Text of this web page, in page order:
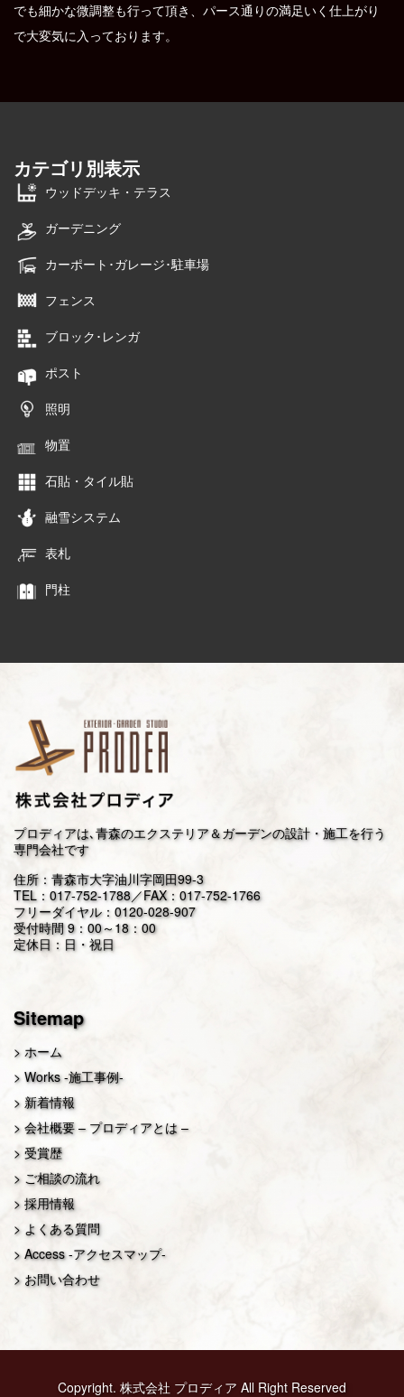
でも細かな微調整も行って頂き、パース通りの満足いく仕上がり
で大変気に入っております。
カテゴリ別表示
ウッドデッキ・テラス
ガーデニング
カーポート･ガレージ･駐車場
フェンス
ブロック･レンガ
ポスト
照明
物置
石貼・タイル貼
融雪システム
表札
門柱
プロディアは､青森のエクステリア＆ガーデンの設計・施工を行う
専門会社です
住所：青森市大字油川字岡田99-3
TEL： 017-752-1788／FAX：017-752-1766
フリーダイヤル： 0120-028-907
受付時間 9：00～18：00
定休日：日・祝日
Sitemap
ホーム
Works -施工事例-
新着情報
会社概要 – プロディアとは –
受賞歴
ご相談の流れ
採用情報
よくある質問
Access -アクセスマップ-
お問い合わせ
Copyright. 株式会社 プロディア All Right Reserved